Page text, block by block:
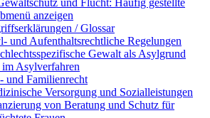
und Flucht: Häufig gestellte
anzeigen
/ Glossar
und Aufenthaltsrechtliche Regelungen
Gewalt als Asylgrund
im Asylverfahren
und Familienrecht
Versorgung und Sozialleistungen
von Beratung und Schutz für